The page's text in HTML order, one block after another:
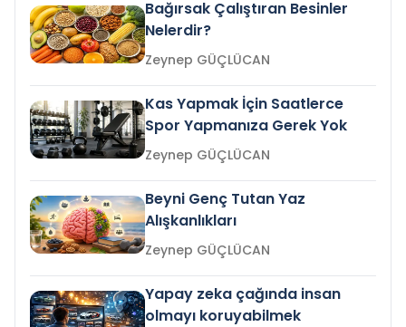
Bağırsak Çalıştıran Besinler
Nelerdir?
Zeynep GÜÇLÜCAN
Kas Yapmak İçin Saatlerce
Spor Yapmanıza Gerek Yok
Zeynep GÜÇLÜCAN
Beyni Genç Tutan Yaz
Alışkanlıkları
Zeynep GÜÇLÜCAN
Yapay zeka çağında insan
olmayı koruyabilmek